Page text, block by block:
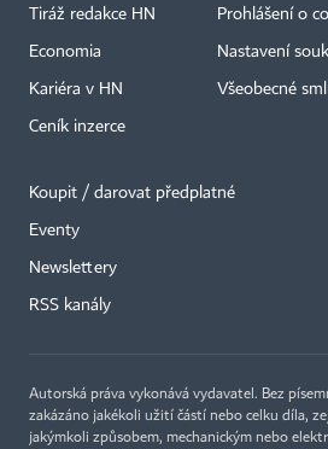
Tiráž redakce HN
Economia
Kariéra v HN
Ceník inzerce
Prohlášení o
Nastavení
Všeobecné
Koupit / darovat předplatné
Eventy
Newslettery
RSS kanály
Autorská práva vykonává vydavatel. Bez
zakázáno jakékoli užití částí nebo celku díla,
jakýmkoli způsobem, mechanickým nebo